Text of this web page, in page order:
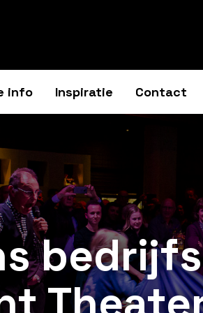
info Inspiratie Contact